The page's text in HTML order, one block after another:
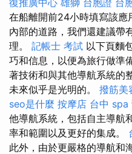
復推廣中心 雄獅 台胞證 台
在船離開前24小時填寫該應
內部的道路，我們還建議帶
理。 記帳士 考試 以下頁麵
巧和信息，以便為旅行做準
著技術和與其他導航系統的
未來似乎是光明的。 撥筋美
seo是什麼 按摩店 台中 spa
他導航系統，包括自主導航
率和範圍以及更好的集成。
此外，由於更嚴格的導航和